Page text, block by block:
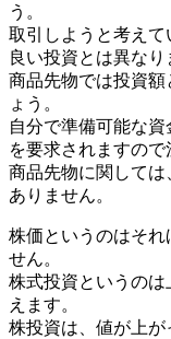
う。
取引しようと考え
良い投資とは異なり
商品先物では投資
ょう。
自分で準備可能な
を要求されますので
商品先物に関して
ありません。
株価というのはそ
せん。
株式投資というの
えます。
株投資は、値が上が